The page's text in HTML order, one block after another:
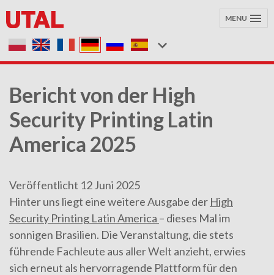
MENU
Bericht von der High
Security Printing Latin
America 2025
Veröffentlicht 12 Juni 2025
Hinter uns liegt eine weitere Ausgabe der High
Security Printing Latin America – dieses Mal im
sonnigen Brasilien. Die Veranstaltung, die stets
führende Fachleute aus aller Welt anzieht, erwies
sich erneut als hervorragende Plattform für den